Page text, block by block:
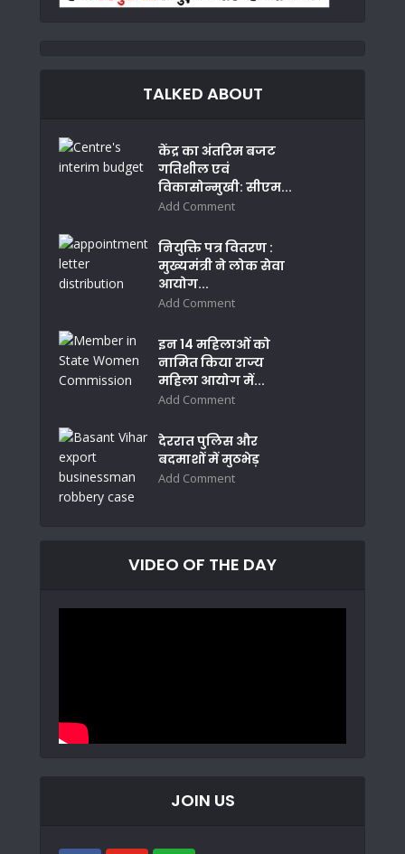
TALKED ABOUT
केंद्र का अंतरिम बजट
गतिशील एवं
विकासोन्मुखी: सीएम...
Add Comment
नियुक्ति पत्र वितरण :
मुख्यमंत्री ने लोक सेवा
आयोग...
Add Comment
इन 14 महिलाओं को
नामित किया राज्य
महिला आयोग में...
Add Comment
देररात पुलिस और
बदमाशों में मुठभेड़
Add Comment
VIDEO OF THE DAY
JOIN US